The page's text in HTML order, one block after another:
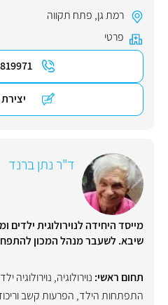
רמת גן, פתח תקווה
פרטי
ד"ר נתן ברנד
מייסד היחידה לנוירולוגית
שיבא. לשעבר מנהל המכון
תחום ראשי: נוירולוגיה, נוירולוגיה
התפתחות הילד, הפרעות קשב וריכוז